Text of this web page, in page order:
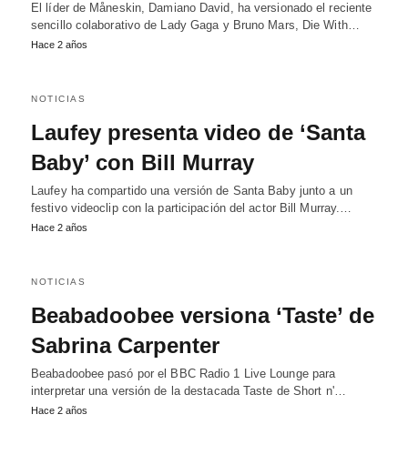
El líder de Måneskin, Damiano David, ha versionado el reciente
sencillo colaborativo de Lady Gaga y Bruno Mars, Die With…
Hace 2 años
NOTICIAS
Laufey presenta video de ‘Santa
Baby’ con Bill Murray
Laufey ha compartido una versión de Santa Baby junto a un
festivo videoclip con la participación del actor Bill Murray.…
Hace 2 años
NOTICIAS
Beabadoobee versiona ‘Taste’ de
Sabrina Carpenter
Beabadoobee pasó por el BBC Radio 1 Live Lounge para
interpretar una versión de la destacada Taste de Short n'…
Hace 2 años